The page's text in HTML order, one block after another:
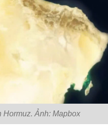
Hormuz. Ảnh: Mapbox